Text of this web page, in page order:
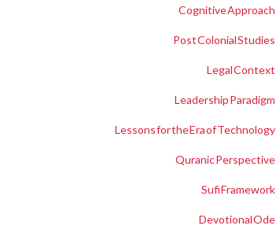
Cognitive Approach
Post Colonial Studies
Legal Context
Leadership Paradigm
Lessons for the Era of Technology
Quranic Perspective
Sufi Framework
Devotional Ode